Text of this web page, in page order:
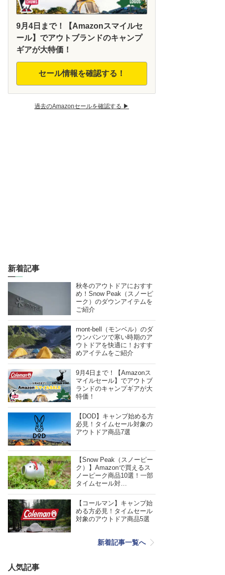
9月4日まで！【Amazonスマイルセ
ール】でアウトブランドのキャンプ
ギアが大特価！
セール情報を確認する！
過去のAmazonセールを確認する ▶︎
新着記事
秋冬のアウトドアにおすす
め！Snow Peak（スノーピ
ーク）のダウンアイテムを
ご紹介
mont-bell（モンベル）のダ
ウンパンツで寒い時期のア
ウトドアを快適に！おすす
めアイテムをご紹介
9月4日まで！【Amazonス
マイルセール】でアウトブ
ランドのキャンプギアが大
特価！
【DOD】キャンプ始める方
必見！タイムセール対象の
アウトドア商品7選
【Snow Peak（スノーピー
ク）】Amazonで買えるス
ノーピーク商品10選！一部
タイムセール対…
【コールマン】キャンプ始
める方必見！タイムセール
対象のアウトドア商品5選
新着記事一覧へ
人気記事